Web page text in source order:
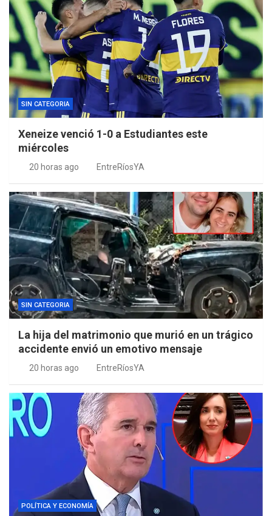
SIN CATEGORIA
Xeneize venció 1-0 a Estudiantes este
miércoles
20 horas ago EntreRíosYA
SIN CATEGORIA
La hija del matrimonio que murió en un trágico
accidente envió un emotivo mensaje
20 horas ago EntreRíosYA
POLÍTICA Y ECONOMÍA